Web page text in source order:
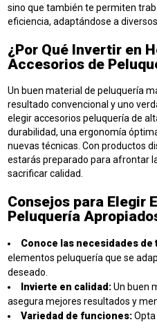
sino que también te permiten
eficiencia, adaptándose a
¿Por Qué Invertir en
Accesorios de
Un buen material de peluquería
resultado convencional y uno
elegir accesorios peluquería de
durabilidad, una ergonomía
nuevas técnicas. Con productos
estarás preparado para afrontar
sacrificar calidad.
Consejos para Elegir
Peluquería
Conoce las necesidades
elementos peluquería que se
deseado.
Invierte en calidad:Un buen
asegura mejores resultados y
Variedad de funciones: